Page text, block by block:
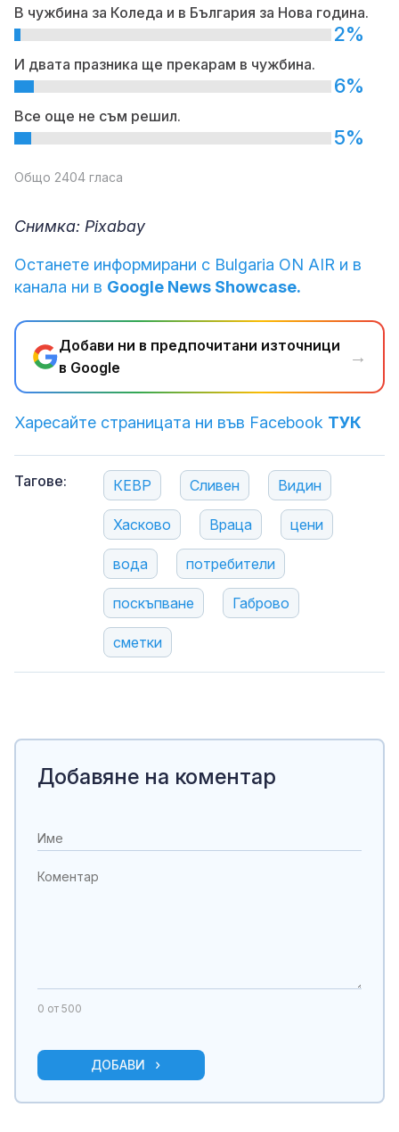
В чужбина за Коледа и в България за Нова година.
2%
И двата празника ще прекарам в чужбина.
6%
Все още не съм решил.
5%
Общо 2404 гласа
Снимка: Pixabay
Останете информирани с Bulgaria ON AIR и в
канала ни в Google News Showcase.
Добави ни в предпочитани източници
в Google
→
Харесайте страницата ни във Facebook ТУК
Тагове: КЕВР Сливен Видин
Хасково Враца цени
вода потребители
поскъпване Габрово
сметки
Добавяне на коментар
0 от 500
ДОБАВИ